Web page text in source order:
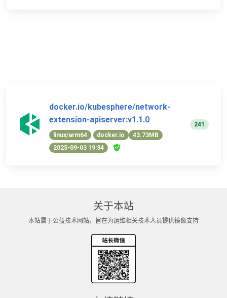
docker.io/kubesphere/network-
extension-apiserver:v1.1.0
linux/arm64 docker.io
43.73MB
2025-09-03 19:34
241
关于本站
本站属于公益技术网站，旨在为运维相关技术人员提供镜像支持